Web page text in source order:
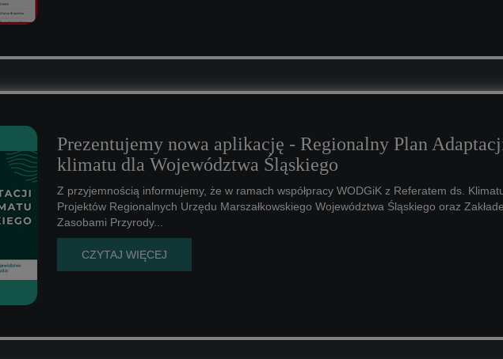
Prezentujemy nowa aplikację - Regionalny Plan
klimatu dla Województwa Śląskiego
Z przyjemnością informujemy, że w ramach współpracy WODGiK z Referatem ds.
Projektów Regionalnych Urzędu Marszałkowskiego Województwa Śląskiego oraz
Zasobami Przyrody...
CZYTAJ WIĘCEJ